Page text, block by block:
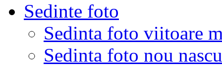
Sedinte foto
Sedinta foto viitoare
Sedinta foto nou